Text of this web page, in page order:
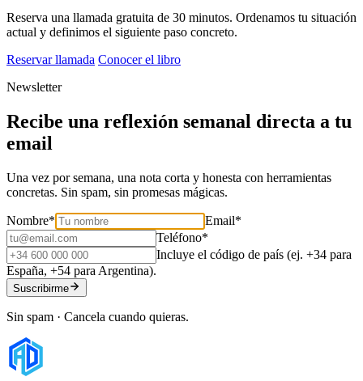
Reserva una llamada gratuita de 30 minutos. Ordenamos tu situación
actual y definimos el siguiente paso concreto.
Reservar llamada Conocer el libro
Newsletter
Recibe una reflexión semanal directa a tu
email
Una vez por semana, una nota corta y honesta con herramientas
concretas. Sin spam, sin promesas mágicas.
Nombre* Email*
Teléfono*
Incluye el código de país (ej. +34 para
España, +54 para Argentina).
Suscribirme
Sin spam · Cancela cuando quieras.